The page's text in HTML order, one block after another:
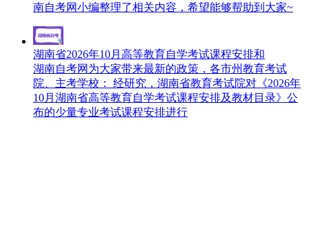
南自考网小编整理了相关内容，希望能够帮助到大家~
湖南省2026年10月高等教育自学考试课程安排和
湖南自考网为大家带来最新的政策，各市州教育考试
院、主考学校： 经研究，湖南省教育考试院对《2026年
10月湖南省高等教育自学考试课程安排及教材目录》公
布的少量专业考试课程安排进行